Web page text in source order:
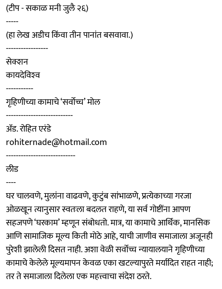
(टीप - सकाळ मनी जुलै २६)
-----
(हा लेख अडीच किंवा तीन पानांत बसवावा.)
-----------------
सेक्शन
कायदेविश्‍व
-----------
गृहिणीच्या कामाचे ‘सर्वोच्च’ मोल
---------------------------
ॲड. रोहित एरंडे
rohiternade@hotmail.com
----------------------------
लीड
----
घर चालवणे, मुलांना वाढवणे, कुटुंब सांभाळणे, प्रत्येकाच्या गरजा
ओळखून त्यानुसार स्वतःला बदलत राहणे, या सर्व गोष्टींना आपण
सहजपणे ‘घरकाम’ म्हणून संबोधतो. मात्र, या कामाचे आर्थिक, मानसिक
आणि सामाजिक मूल्य किती मोठे आहे, याची जाणीव समाजाला अजूनही
पुरेशी झालेली दिसत नाही. अशा वेळी सर्वोच्च न्यायालयाने गृहिणीच्या
कामाचे केलेले मूल्यमापन केवळ एका खटल्यापुरते मर्यादित राहत नाही;
तर ते समाजाला दिलेला एक महत्त्वाचा संदेश ठरते.